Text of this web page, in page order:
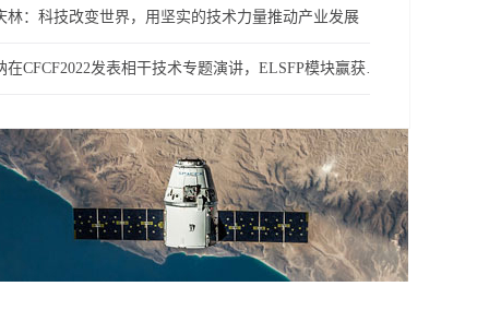
林：科技改变世界，用坚实的技术力量推动产业发展
昂纳在CFCF2022发表相干技术专题演讲，ELSFP模块赢获年度最具影响力大奖(1)